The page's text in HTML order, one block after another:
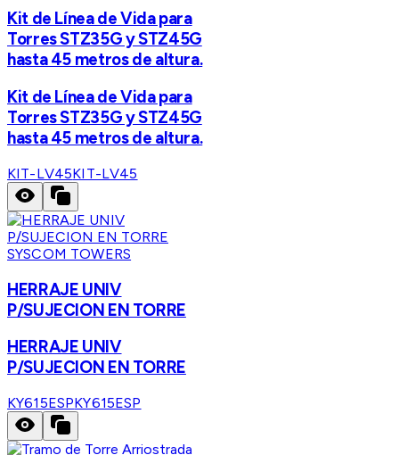
Kit de Línea de Vida para
Torres STZ35G y STZ45G
hasta 45 metros de altura.
Kit de Línea de Vida para
Torres STZ35G y STZ45G
hasta 45 metros de altura.
KIT-LV45KIT-LV45
SYSCOM TOWERS
HERRAJE UNIV
P/SUJECION EN TORRE
HERRAJE UNIV
P/SUJECION EN TORRE
KY615ESPKY615ESP